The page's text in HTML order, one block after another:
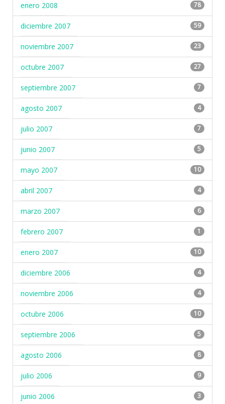
enero 2008 78
diciembre 2007 59
noviembre 2007 23
octubre 2007 27
septiembre 2007 7
agosto 2007 4
julio 2007 7
junio 2007 5
mayo 2007 10
abril 2007 4
marzo 2007 6
febrero 2007 1
enero 2007 10
diciembre 2006 4
noviembre 2006 4
octubre 2006 10
septiembre 2006 5
agosto 2006 8
julio 2006 9
junio 2006 3